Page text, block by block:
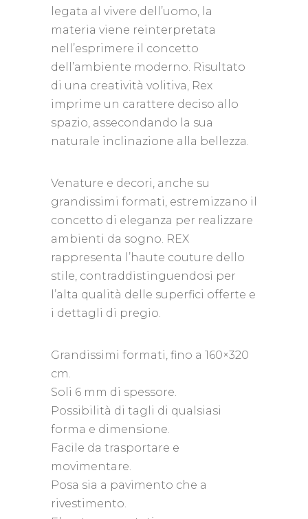
legata al vivere dell’uomo, la
materia viene reinterpretata
nell’esprimere il concetto
dell’ambiente moderno. Risultato
di una creatività volitiva, Rex
imprime un carattere deciso allo
spazio, assecondando la sua
naturale inclinazione alla bellezza.
Venature e decori, anche su
grandissimi formati, estremizzano il
concetto di eleganza per realizzare
ambienti da sogno. REX
rappresenta l’haute couture dello
stile, contraddistinguendosi per
l’alta qualità delle superfici offerte e
i dettagli di pregio.
Grandissimi formati, fino a 160×320
cm.
Soli 6 mm di spessore.
Possibilità di tagli di qualsiasi
forma e dimensione.
Facile da trasportare e
movimentare.
Posa sia a pavimento che a
rivestimento.